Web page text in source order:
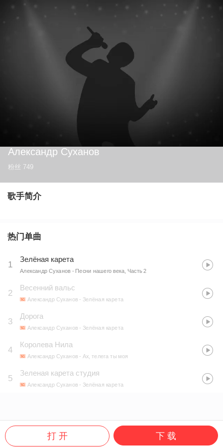
Александр Суханов
粉丝 749
歌手简介
热门单曲
1
Зелёная карета
Александр Суханов- Песни нашего века, Часть 2
2
Весенний вальс
Александр Суханов - Зелёная карета
3
Дорога
Александр Суханов - Зелёная карета
4
Королева Нила
Александр Суханов - Ах, телега ты моя
5
Зеленая карета студия
Александр Суханов - Зелёная карета
打 开 下 载